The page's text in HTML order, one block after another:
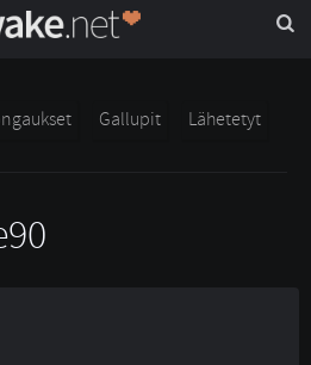
Gallupit
Lähetetyt